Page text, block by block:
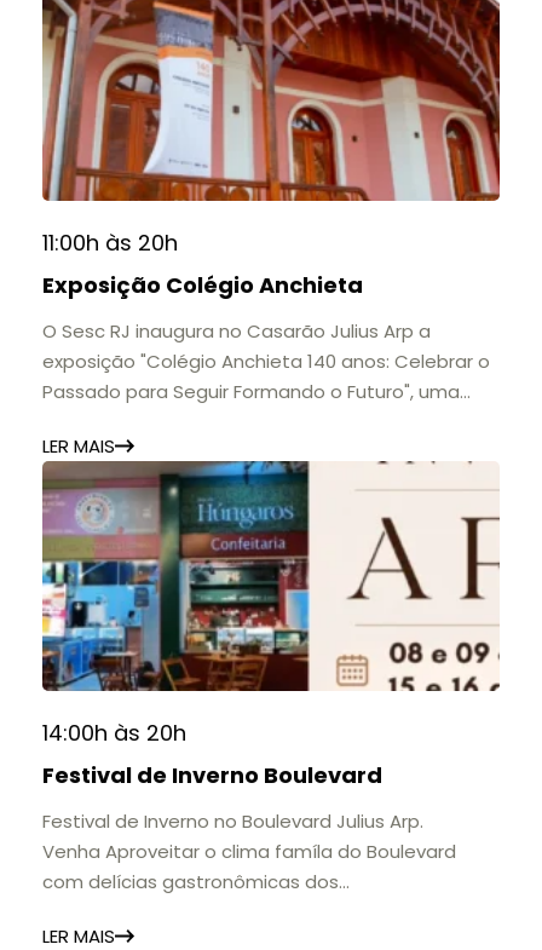
11:00h às 20h
Exposição Colégio Anchieta
O Sesc RJ inaugura no Casarão Julius Arp a
exposição "Colégio Anchieta 140 anos: Celebrar o
Passado para Seguir Formando o Futuro", uma
importantes instituições de ensino de Nova
Friburgo e do Brasil.
A mostra convida o público a conhecer o legado
do Colégio Anchieta por meio de documentos,
histórias e marcos que evidenciam sua
contribuição para a educação, a cultura e a
formação de gerações.
📍 Casarão Julius Arp
📅 Até 30 de setembro
11h às 17h
🎟️ Entrada gratuita.
LER MAIS
14:00h às 20h
Festival de Inverno Boulevard
Festival de Inverno no Boulevard Julius Arp.
Venha Aproveitar o clima famíla do Boulevard
com delícias gastronômicas dos
LER MAIS